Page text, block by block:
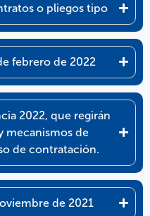
o pliegos tipo
febrero de 2022
2022, que regirán
mecanismos de
de contratación.
de 2021